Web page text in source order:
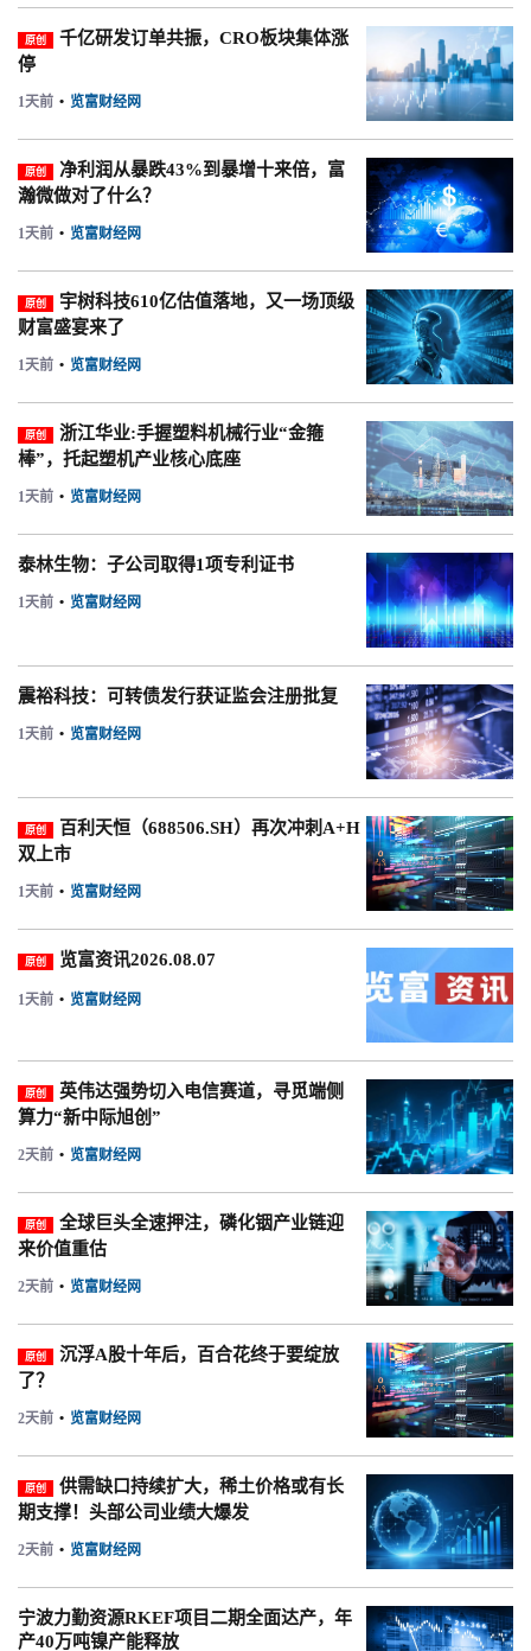
原创
千亿研发订单共振，CRO板块集体涨
停
1天前 • 览富财经网
原创
净利润从暴跌43%到暴增十来倍，富
瀚微做对了什么？
1天前 • 览富财经网
原创
宇树科技610亿估值落地，又一场顶级
财富盛宴来了
1天前 • 览富财经网
原创
浙江华业:手握塑料机械行业“金箍
棒”，托起塑机产业核心底座
1天前 • 览富财经网
泰林生物：子公司取得1项专利证书
1天前 • 览富财经网
震裕科技：可转债发行获证监会注册批复
1天前 • 览富财经网
原创
百利天恒（688506.SH）再次冲刺A+H
双上市
1天前 • 览富财经网
原创 览富资讯2026.08.07
1天前 • 览富财经网
原创
英伟达强势切入电信赛道，寻觅端侧
算力“新中际旭创”
2天前 • 览富财经网
原创
全球巨头全速押注，磷化铟产业链迎
来价值重估
2天前 • 览富财经网
原创
沉浮A股十年后，百合花终于要绽放
了？
2天前 • 览富财经网
原创
供需缺口持续扩大，稀土价格或有长
期支撑！头部公司业绩大爆发
2天前 • 览富财经网
宁波力勤资源RKEF项目二期全面达产，年
产40万吨镍产能释放